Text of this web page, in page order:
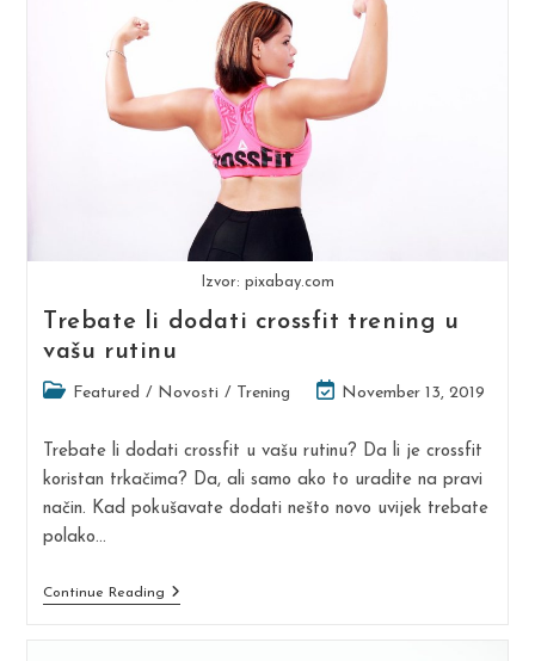
Izvor: pixabay.com
Trebate li dodati crossfit trening u
vašu rutinu
PostFeatured / Novosti / Trening
Post
modified:
November 13, 2019
Trebate li dodati crossfit u vašu rutinu? Da li je crossfit
koristan trkačima? Da, ali samo ako to uradite na pravi
način. Kad pokušavate dodati nešto novo uvijek trebate
polako…
Continue ReadingTrebate